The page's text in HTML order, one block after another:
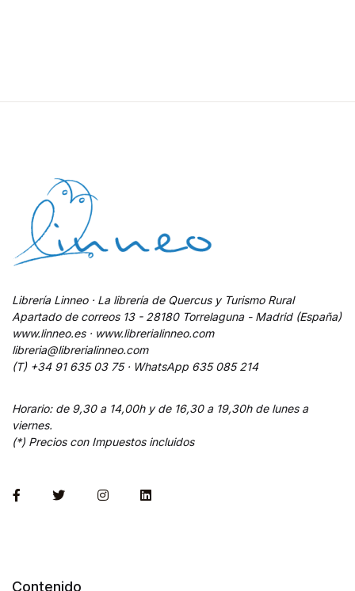
Librería Linneo · La librería de Quercus y Turismo Rural
Apartado de correos 13 - 28180 Torrelaguna - Madrid (España)
www.linneo.es · www.librerialinneo.com
libreria@librerialinneo.com
(T) +34 91 635 03 75 · WhatsApp 635 085 214
Horario: de 9,30 a 14,00h y de 16,30 a 19,30h de lunes a
viernes.
(*) Precios con Impuestos incluidos
Contenido